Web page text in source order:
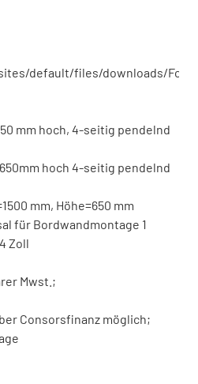
default/files/downloads/
mm hoch, 4-seitig pendelnd
hoch 4-seitig pendelnd
mm, Höhe=650 mm
für Bordwandmontage 1
Zoll
Mwst.;
Consorsfinanz möglich;